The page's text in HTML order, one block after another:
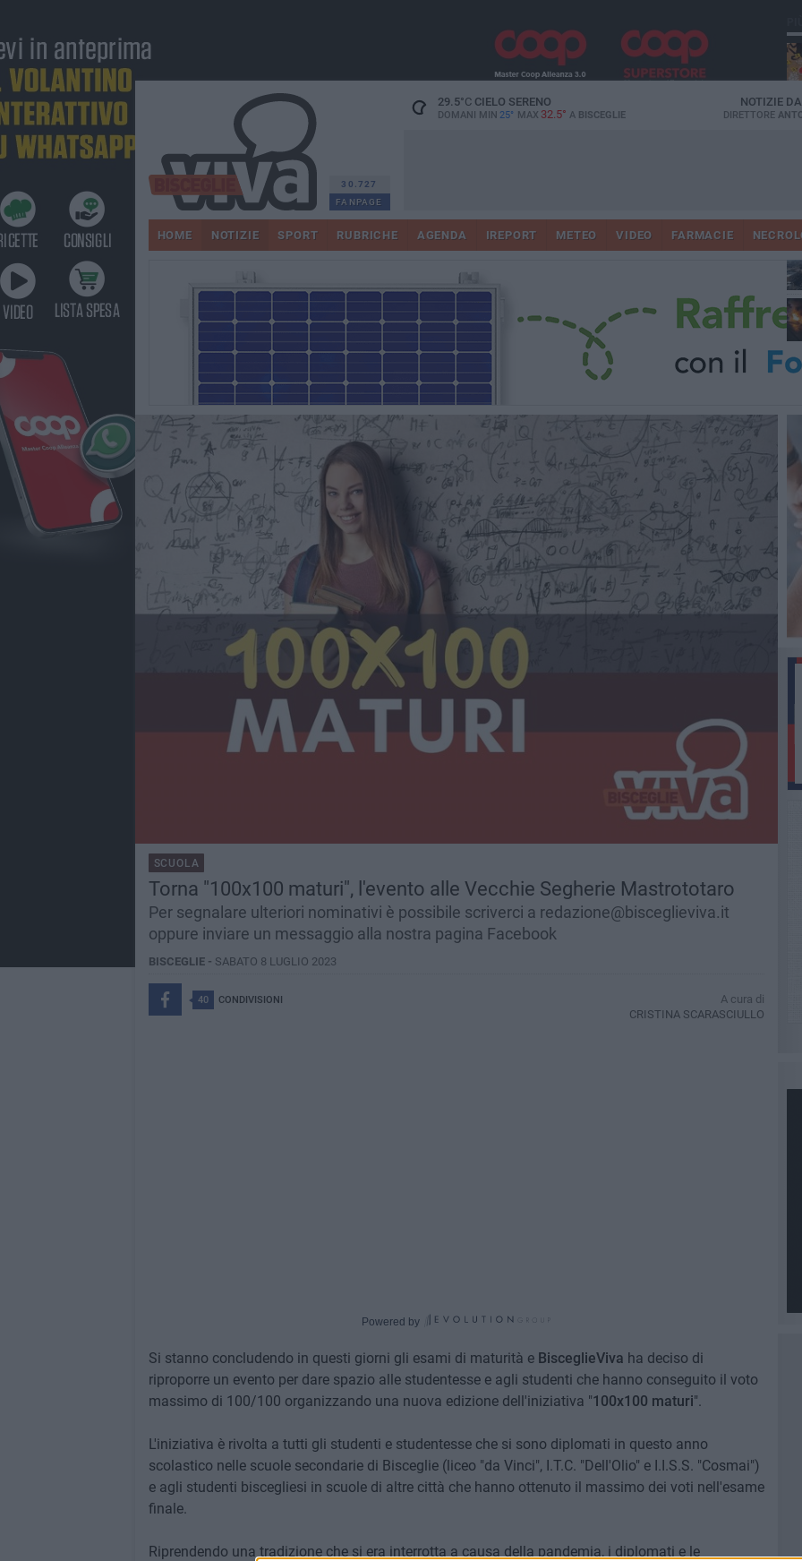
30.727
FANPAGE
29.5°CCIELO SERENO
DOMANI MIN 25° MAX 32.5° A BISCEGLIE
NOTIZIE
DIRETTORE
HOME NOTIZIE SPORT RUBRICHE AGENDA IREPORT METEO VIDEO FARMACIE
SCUOLA
Torna "100x100 maturi", l'evento alle Vecchie Segherie Mastrototaro
Per segnalare ulteriori nominativi è possibile scriverci a redazione@bisceglieviva.it
oppure inviare un messaggio alla nostra pagina Facebook
BISCEGLIE - SABATO 8 LUGLIO 2023
40 CONDIVISIONI
A cura di
CRISTINA SCARASCIULLO
Powered by
Si stanno concludendo in questi giorni gli esami di maturità e BisceglieViva ha deciso di
riproporre un evento per dare spazio alle studentesse e agli studenti che hanno conseguito il voto
massimo di 100/100 organizzando una nuova edizione dell'iniziativa "100x100 maturi".
L'iniziativa è rivolta a tutti gli studenti e studentesse che si sono diplomati in questo anno
scolastico nelle scuole secondarie di Bisceglie (liceo "da Vinci", I.T.C. "Dell'Olio" e I.I.S.S. "Cosmai")
e agli studenti biscegliesi in scuole di altre città che hanno ottenuto il massimo dei voti nell'esame
finale.
Riprendendo una tradizione che si era interrotta a causa della pandemia, i diplomati e le